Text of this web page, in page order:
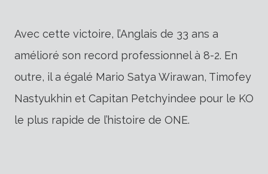
Avec cette victoire, l’Anglais de 33 ans a
amélioré son record professionnel à 8-2. En
outre, il a égalé Mario Satya Wirawan, Timofey
Nastyukhin et Capitan Petchyindee pour le KO
le plus rapide de l’histoire de ONE.